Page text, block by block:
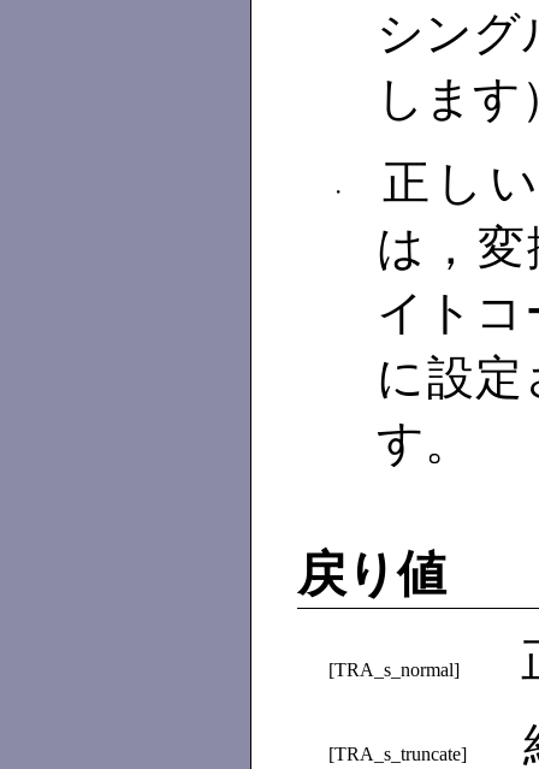
シング
します
・
正し
は，
イトコ
に設
す。
戻り値
[TRA_s_normal]
[TRA_s_truncate]